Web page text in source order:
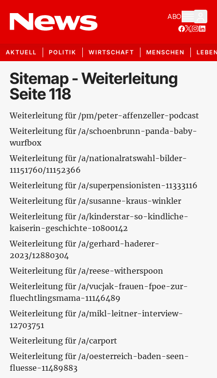
ABO
AKTUELL POLITIK WIRTSCHAFT MENSCHEN
Sitemap - Weiterleitung
Seite 118
Weiterleitung für /pm/peter-affenzeller-podcast
Weiterleitung für /a/schoenbrunn-panda-baby-
wurfbox
Weiterleitung für /a/nationalratswahl-bilder-
11151760/11152366
Weiterleitung für /a/superpensionisten-11333116
Weiterleitung für /a/susanne-kraus-winkler
Weiterleitung für /a/kinderstar-so-kindliche-
kaiserin-geschichte-10800142
Weiterleitung für /a/gerhard-haderer-
2023/12880304
Weiterleitung für /a/reese-witherspoon
Weiterleitung für /a/vucjak-frauen-fpoe-zur-
fluechtlingsmama-11146489
Weiterleitung für /a/mikl-leitner-interview-
12703751
Weiterleitung für /a/carport
Weiterleitung für /a/oesterreich-baden-seen-
fluesse-11489883